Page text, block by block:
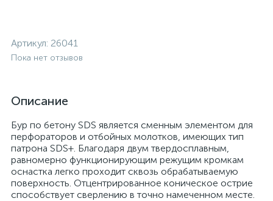
Артикул: 26041
Пока нет отзывов
Описание
Бур по бетону SDS является сменным элементом для
перфораторов и отбойных молотков, имеющих тип
патрона SDS+. Благодаря двум твердосплавным,
равномерно функционирующим режущим кромкам
оснастка легко проходит сквозь обрабатываемую
поверхность. Отцентрированное коническое острие
способствует сверлению в точно намеченном месте.